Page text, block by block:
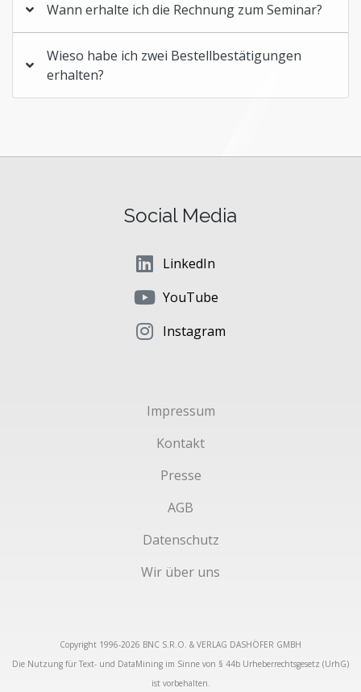
Wann erhalte ich die Rechnung zum Seminar?
Wieso habe ich zwei Bestellbestätigungen
erhalten?
Social Media
LinkedIn
YouTube
Instagram
Impressum
Kontakt
Presse
AGB
Datenschutz
Wir über uns
Copyright 1996-2026 BNC S.R.O. & VERLAG DASHÖFER GMBH
Die Nutzung für Text- und DataMining im Sinne von § 44b Urheberrechtsgesetz (UrhG)
ist vorbehalten.